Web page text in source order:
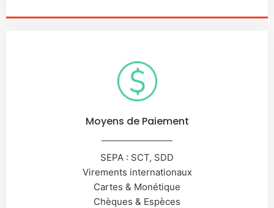
Moyens de Paiement
SEPA : SCT, SDD
Virements internationaux
Cartes & Monétique
Chèques & Espèces